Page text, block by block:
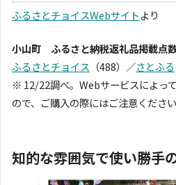
ふるさとチョイスWebサイトより
小山町 ふるさと納税返礼品掲載点
ふるさとチョイス （488）／さとふる
※ 12/22調べ。Webサービスによっ
ので、ご購入の際にはご注意ください
知的な雰囲気で使い勝手